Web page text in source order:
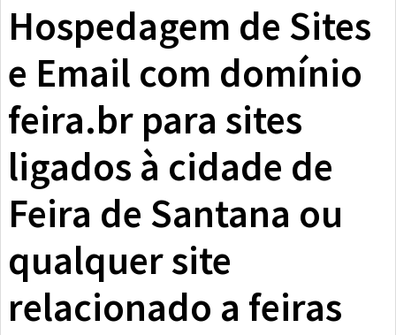
Hospedagem de Sites
e Email com domínio
feira.br para sites
ligados à cidade de
Feira de Santana ou
qualquer site
relacionado a feiras